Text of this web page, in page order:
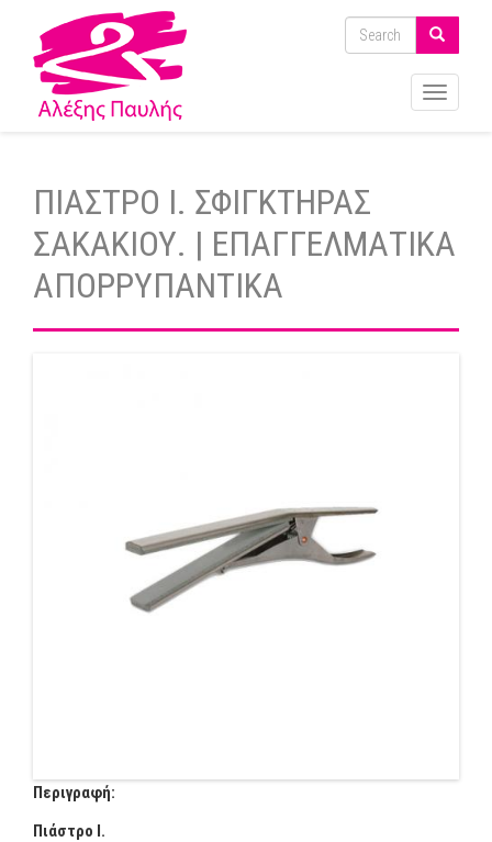
ΠΙΑΣΤΡΟ Ι. ΣΦΙΓΚΤΗΡΑΣ
ΣΑΚΑΚΙΟΥ. | ΕΠΑΓΓΕΛΜΑΤΙΚΑ
ΑΠΟΡΡΥΠΑΝΤΙΚΑ
Περιγραφή:
Πιάστρο Ι.
Toggle